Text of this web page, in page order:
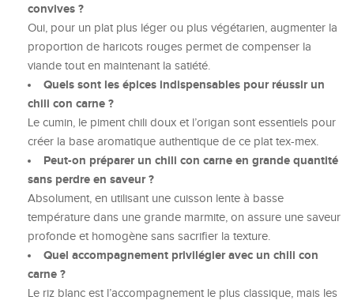
convives ?
Oui, pour un plat plus léger ou plus végétarien, augmenter la
proportion de haricots rouges permet de compenser la
viande tout en maintenant la satiété.
Quels sont les épices indispensables pour réussir un
chili con carne ?
Le cumin, le piment chili doux et l’origan sont essentiels pour
créer la base aromatique authentique de ce plat tex-mex.
Peut-on préparer un chili con carne en grande quantité
sans perdre en saveur ?
Absolument, en utilisant une cuisson lente à basse
température dans une grande marmite, on assure une saveur
profonde et homogène sans sacrifier la texture.
Quel accompagnement privilégier avec un chili con
carne ?
Le riz blanc est l’accompagnement le plus classique, mais les